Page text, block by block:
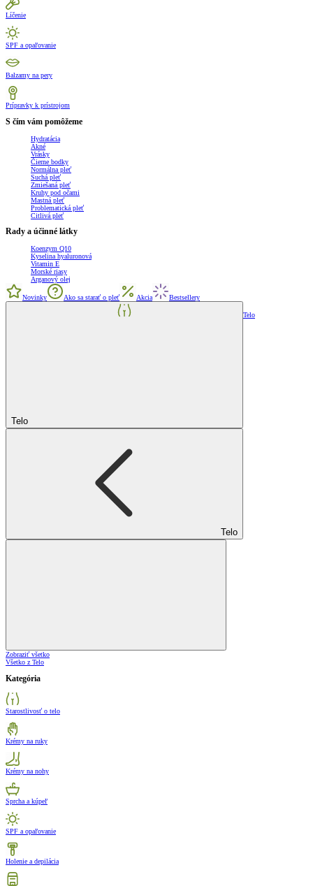
Líčenie
SPF a opaľovanie
Balzamy na pery
Prípravky k prístrojom
S čím vám pomôžeme
Hydratácia
Akné
Vrásky
Čierne bodky
Normálna pleť
Suchá pleť
Zmiešaná pleť
Kruhy pod očami
Mastná pleť
Problematická pleť
Citlivá pleť
Rady a účinné látky
Koenzym Q10
Kyselina hyaluronová
Vitamin E
Morské riasy
Arganový olej
Novinky Ako sa starať o pleť Akcia Bestsellery
Telo
Telo
Telo
Zobraziť všetko
Všetko z Telo
Kategória
Starostlivosť o telo
Krémy na ruky
Krémy na nohy
Sprcha a kúpeľ
SPF a opaľovanie
Holenie a depilácia